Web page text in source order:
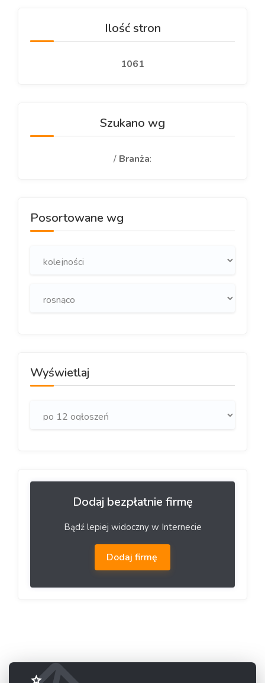
Ilość stron
1061
Szukano wg
/ Branża:
Posortowane wg
Wyświetlaj
Dodaj bezpłatnie firmę
Bądź lepiej widoczny w Internecie
Dodaj firmę